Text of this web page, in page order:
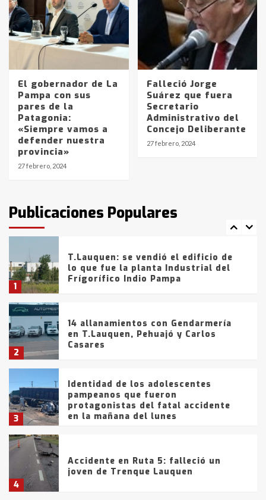
El gobernador de La
Pampa con sus
pares de la
Patagonia:
«Siempre vamos a
defender nuestra
provincia»
27 febrero, 2024
Falleció Jorge
Suárez que fuera
Secretario
Administrativo del
Concejo Deliberante
27 febrero, 2024
Publicaciones Populares
4
joven de Trenque Lauquen
5
Los precios de los combustibles en
La Pampa, desde YPF hasta Axion
entre 857 a 1338 pesos
6
La Bolsa de Cereales de Bahía
Blanca anticipa que Agosto vendrá
con lluvias y heladas, en gran parte
de la provincia
fueron detenidos por
comercialización de drogas en la
tarde del sábado
1
T.Lauquen: se vendió el edificio de
lo que fue la planta Industrial del
Frígorífico Indio Pampa
2
14 allanamientos con Gendarmería
en T.Lauquen, Pehuajó y Carlos
Casares
3
Identidad de los adolescentes
pampeanos que fueron
protagonistas del fatal accidente
en la mañana del lunes
4
Accidente en Ruta 5: falleció un
joven de Trenque Lauquen